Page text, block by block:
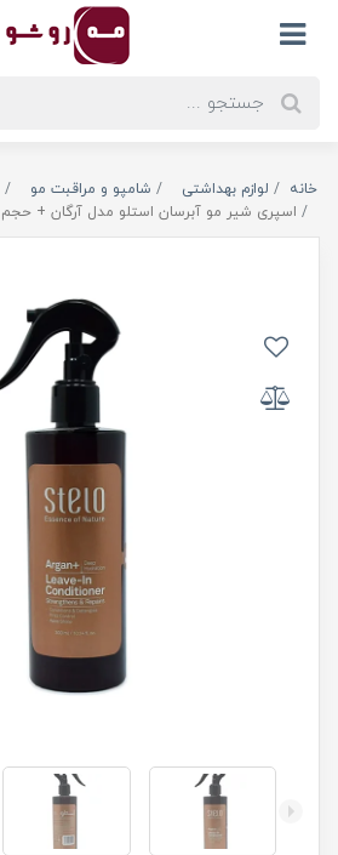
خانه لوازم بهداشتی شامپو و مراقبت مو
اسپری شیر مو آبرسان استلو مدل آرگان + حجم 300 میلی لیتر